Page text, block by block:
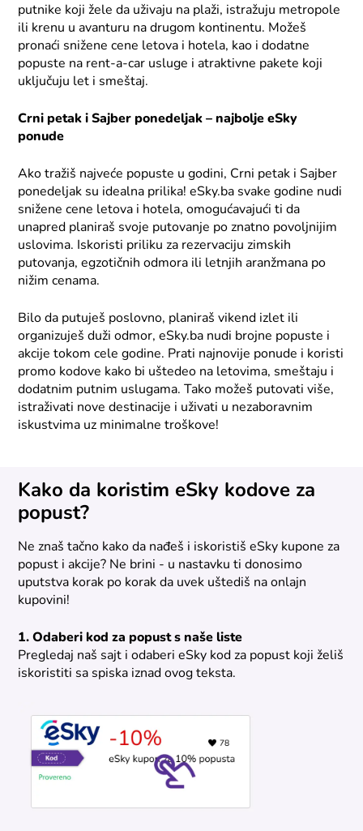
putnike koji žele da uživaju na plaži, istražuju metropole
ili krenu u avanturu na drugom kontinentu. Možeš
pronaći snižene cene letova i hotela, kao i dodatne
popuste na rent-a-car usluge i atraktivne pakete koji
uključuju let i smeštaj.
Crni petak i Sajber ponedeljak – najbolje eSky
ponude
Ako tražiš najveće popuste u godini, Crni petak i Sajber
ponedeljak su idealna prilika! eSky.ba svake godine nudi
snižene cene letova i hotela, omogućavajući ti da
unapred planiraš svoje putovanje po znatno povoljnijim
uslovima. Iskoristi priliku za rezervaciju zimskih
putovanja, egzotičnih odmora ili letnjih aranžmana po
nižim cenama.
Bilo da putuješ poslovno, planiraš vikend izlet ili
organizuješ duži odmor, eSky.ba nudi brojne popuste i
akcije tokom cele godine. Prati najnovije ponude i koristi
promo kodove kako bi uštedeo na letovima, smeštaju i
dodatnim putnim uslugama. Tako možeš putovati više,
istraživati nove destinacije i uživati u nezaboravnim
iskustvima uz minimalne troškove!
Kako da koristim eSky kodove za
popust?
Ne znaš tačno kako da nađeš i iskoristiš eSky kupone za
popust i akcije? Ne brini - u nastavku ti donosimo
uputstva korak po korak da uvek uštediš na onlajn
kupovini!
1. Odaberi kod za popust s naše liste
Pregledaj naš sajt i odaberi eSky kod za popust koji želiš
iskoristiti sa spiska iznad ovog teksta.